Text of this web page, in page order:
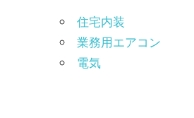
住宅内装
業務用エアコン
電気